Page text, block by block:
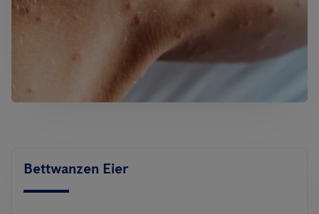
Bettwanzen Eier